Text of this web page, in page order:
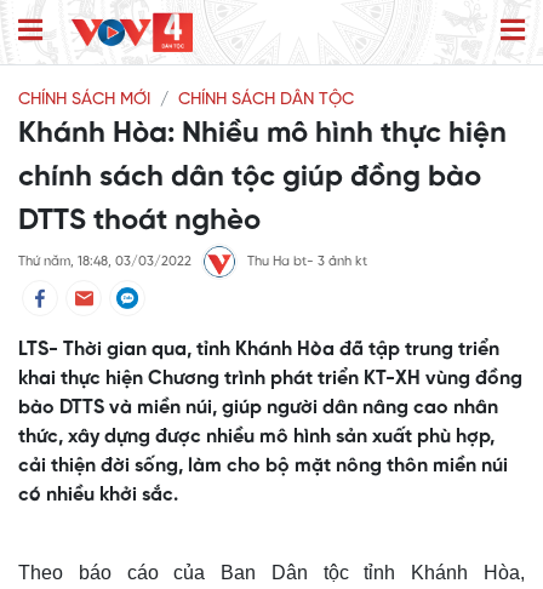
CHÍNH SÁCH MỚI CHÍNH SÁCH DÂN TỘC
Khánh Hòa: Nhiều mô hình thực hiện
chính sách dân tộc giúp đồng bào
DTTS thoát nghèo
Thứ năm, 18:48, 03/03/2022 Thu Ha bt- 3 ảnh kt
LTS- Thời gian qua, tỉnh Khánh Hòa đã tập trung triển
khai thực hiện Chương trình phát triển KT-XH vùng đồng
bào DTTS và miền núi, giúp người dân nâng cao nhân
thức, xây dựng được nhiều mô hình sản xuất phù hợp,
cải thiện đời sống, làm cho bộ mặt nông thôn miền núi
có nhiều khởi sắc.
Theo báo cáo của Ban Dân tộc tỉnh Khánh Hòa,